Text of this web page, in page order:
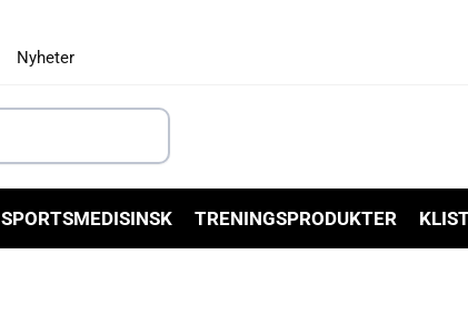
Nyheter
SPORTSMEDISINSK TRENINGSPRODUKTER